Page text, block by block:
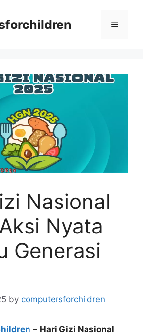
Menu
Nasional
Nyata
Generasi
by computersforchildren
– Hari Gizi Nasional